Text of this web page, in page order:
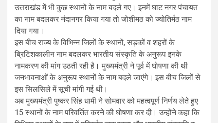
उत्तराखंड में भी कुछ स्थानों के नाम बदले गए। इनमें घाट नगर पंचायत
का नाम बदलकर नंदानगर किया गया तो जोशीमठ को ज्योतिर्मठ नाम
दिया गया।
इस बीच राज्य के विभिन्न जिलों के स्थानों, सड़कों व शहरों के
ब्रिटिशकालीन नाम बदलकर भारतीय संस्कृति के अनुरूप इनके
नामकरण की मांग उठती रही है। मुख्यमंत्री ने पूर्व में घोषणा की थी
जनभावनाओं के अनुरूप स्थानों के नाम बदले जाएंगे। इस बीच जिलों से
इस सिलसिले में सूची मांगी गई थी।
अब मुख्यमंत्री पुष्कर सिंह धामी ने सोमवार को महत्वपूर्ण निर्णय लेते हुए
15 स्थानों के नाम परिवर्तित करने की घोषणा कर दी। उन्होंने कहा कि